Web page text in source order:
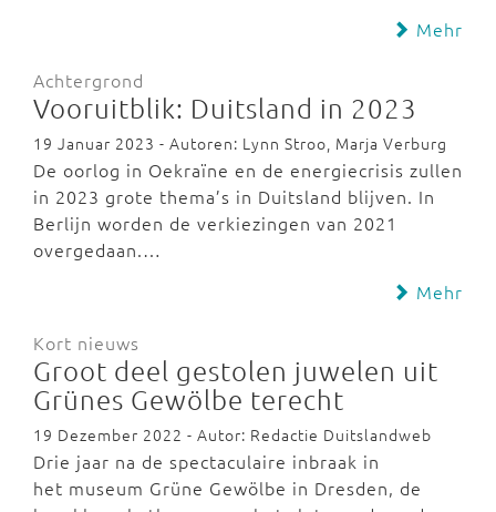
Mehr
Achtergrond
Vooruitblik: Duitsland in 2023
19 Januar 2023 - Autoren: Lynn Stroo, Marja Verburg
De oorlog in Oekraïne en de energiecrisis zullen
in 2023 grote thema’s in Duitsland blijven. In
Berlijn worden de verkiezingen van 2021
overgedaan.…
Mehr
Kort nieuws
Groot deel gestolen juwelen uit
Grünes Gewölbe terecht
19 Dezember 2022 - Autor: Redactie Duitslandweb
Drie jaar na de spectaculaire inbraak in
het museum Grüne Gewölbe in Dresden, de